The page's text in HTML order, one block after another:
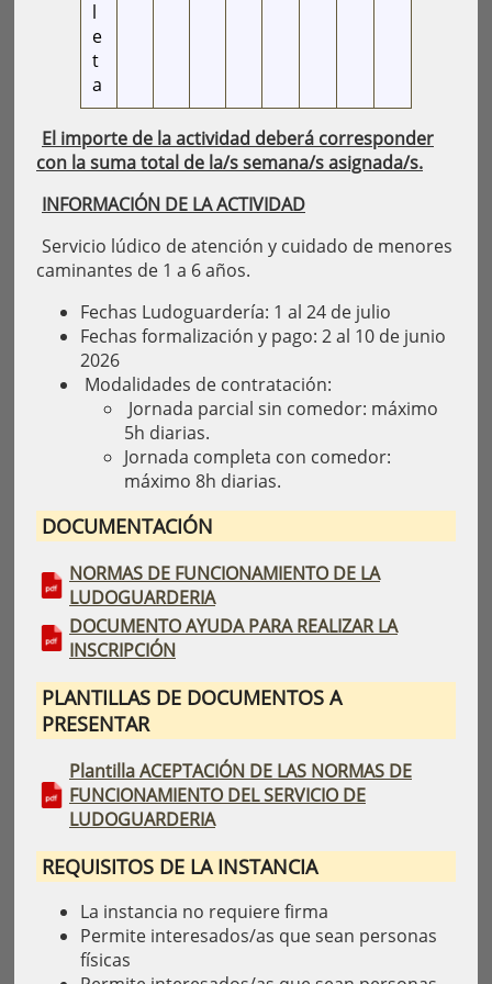
l
e
t
a
El importe de la actividad deberá corresponder
con la suma total de la/s semana/s asignada/s.
INFORMACIÓN DE LA ACTIVIDAD
Servicio lúdico de atención y cuidado de menores
caminantes de 1 a 6 años.
Fechas Ludoguardería: 1 al 24 de julio
Fechas formalización y pago: 2 al 10 de junio
2026
Modalidades de contratación:
Jornada parcial sin comedor: máximo
5h diarias.
Jornada completa con comedor:
máximo 8h diarias.
DOCUMENTACIÓN
NORMAS DE FUNCIONAMIENTO DE LA
LUDOGUARDERIA
DOCUMENTO AYUDA PARA REALIZAR LA
INSCRIPCIÓN
PLANTILLAS DE DOCUMENTOS A
PRESENTAR
Plantilla ACEPTACIÓN DE LAS NORMAS DE
FUNCIONAMIENTO DEL SERVICIO DE
LUDOGUARDERIA
REQUISITOS DE LA INSTANCIA
La instancia no requiere firma
Permite interesados/as que sean personas
físicas